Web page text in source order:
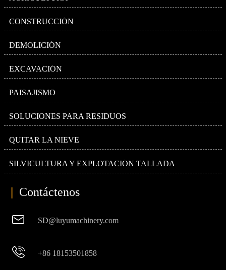
CONSTRUCCIÓN
DEMOLICIÓN
EXCAVACIÓN
PAISAJISMO
SOLUCIONES PARA RESIDUOS
QUITAR LA NIEVE
SILVICULTURA Y EXPLOTACIÓN TALLADA
| Contáctenos
 SD@luyumachinery.com
 +86 18153501858